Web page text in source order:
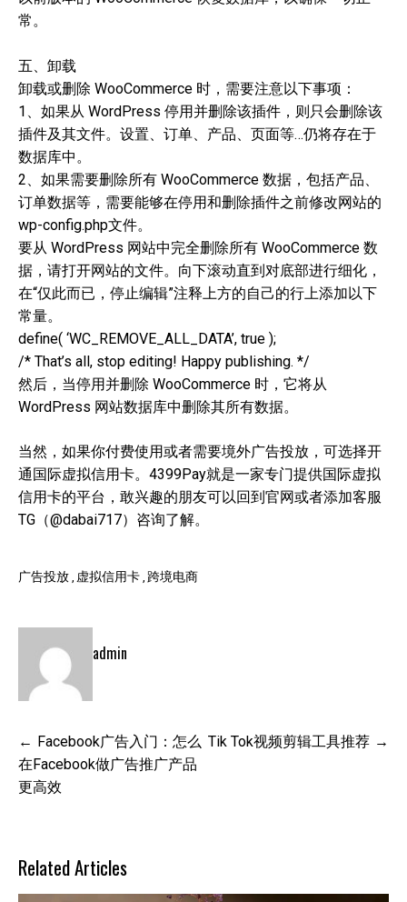
常。
五、卸载
卸载或删除 WooCommerce 时，需要注意以下事项：
1、如果从 WordPress 停用并删除该插件，则只会删除该
插件及其文件。设置、订单、产品、页面等…仍将存在于
数据库中。
2、如果需要删除所有 WooCommerce 数据，包括产品、
订单数据等，需要能够在停用和删除插件之前修改网站的
wp-config.php文件。
要从 WordPress 网站中完全删除所有 WooCommerce 数
据，请打开网站的文件。向下滚动直到对底部进行细化，
在“仅此而已，停止编辑”注释上方的自己的行上添加以下
常量。
define( ‘WC_REMOVE_ALL_DATA’, true );
/* That’s all, stop editing! Happy publishing. */
然后，当停用并删除 WooCommerce 时，它将从
WordPress 网站数据库中删除其所有数据。
当然，如果你付费使用或者需要境外广告投放，可选择开
通国际虚拟信用卡。4399Pay就是一家专门提供国际虚拟
信用卡的平台，敢兴趣的朋友可以回到官网或者添加客服
TG（@dabai717）咨询了解。
广告投放 虚拟信用卡 跨境电商
admin
文
章
导
Facebook广告入门：怎么
在Facebook做广告推广产品
更高效
Tik Tok视频剪辑工具推荐
Related Articles